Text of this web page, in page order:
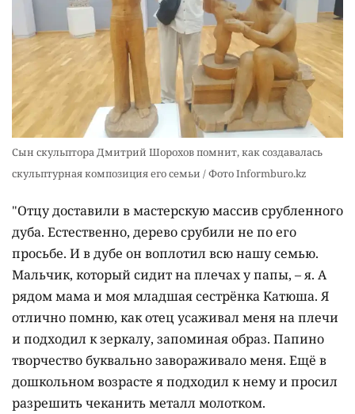
Сын скульптора Дмитрий Шорохов помнит, как создавалась
скульптурная композиция его семьи / Фото Informburo.kz
"Отцу доставили в мастерскую массив срубленного
дуба. Естественно, дерево срубили не по его
просьбе. И в дубе он воплотил всю нашу семью.
Мальчик, который сидит на плечах у папы, – я. А
рядом мама и моя младшая сестрёнка Катюша. Я
отлично помню, как отец усаживал меня на плечи
и подходил к зеркалу, запоминая образ. Папино
творчество буквально завораживало меня. Ещё в
дошкольном возрасте я подходил к нему и просил
разрешить чеканить металл молотком.